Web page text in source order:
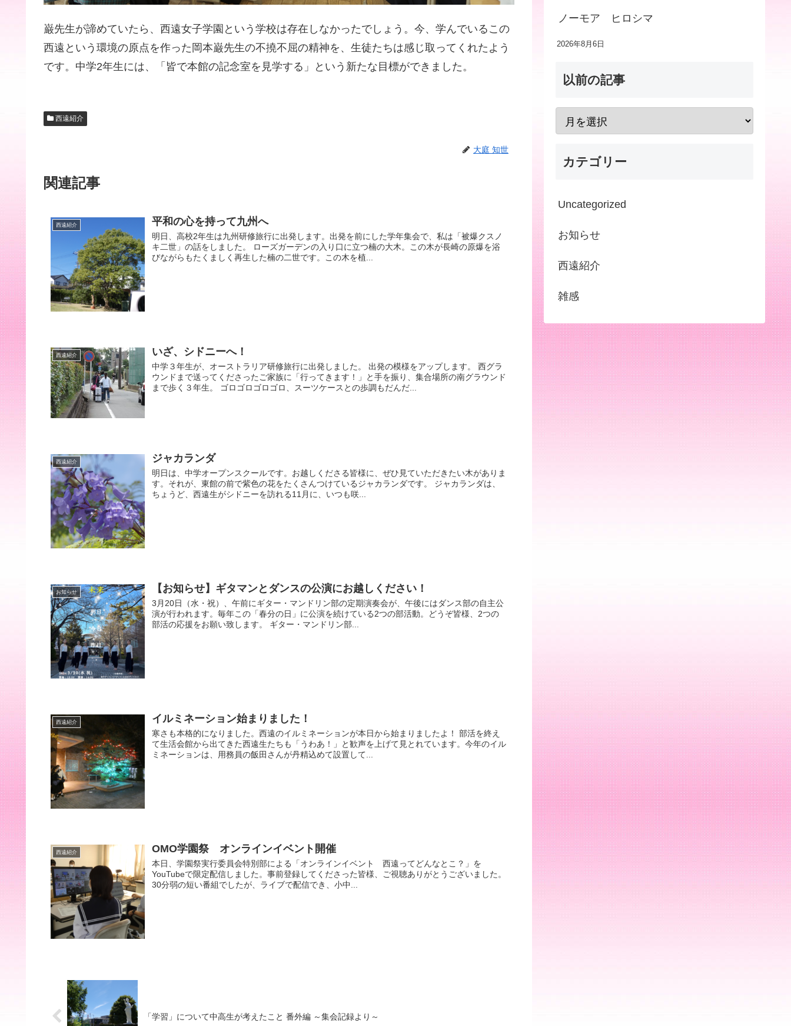
巌先生が諦めていたら、西遠女子学園という学校は存在しなかったでしょう。今、学んでいるこの
西遠という環境の原点を作った岡本巌先生の不撓不屈の精神を、生徒たちは感じ取ってくれたよう
です。中学2年生には、「皆で本館の記念室を見学する」という新たな目標ができました。
西遠紹介
大庭 知世
関連記事
西遠紹介 平和の心を持って九州へ
明日、高校2年生は九州研修旅行に出発します。出発を前にした学年集会で、私は「被爆クスノ
キ二世」の話をしました。 ローズガーデンの入り口に立つ楠の大木。この木が長崎の原爆を浴
びながらもたくましく再生した楠の二世です。この木を植...
西遠紹介 いざ、シドニーへ！
中学３年生が、オーストラリア研修旅行に出発しました。 出発の模様をアップします。 西グラ
ウンドまで送ってくださったご家族に「行ってきます！」と手を振り、集合場所の南グラウンド
まで歩く３年生。 ゴロゴロゴロゴロ、スーツケースとの歩調もだんだ...
西遠紹介 ジャカランダ
明日は、中学オープンスクールです。お越しくださる皆様に、ぜひ見ていただきたい木がありま
す。それが、東館の前で紫色の花をたくさんつけているジャカランダです。 ジャカランダは、
ちょうど、西遠生がシドニーを訪れる11月に、いつも咲...
お知らせ 【お知らせ】ギタマンとダンスの公演にお越しください！
3月20日（水・祝）、午前にギター・マンドリン部の定期演奏会が、午後にはダンス部の自主公
演が行われます。毎年この「春分の日」に公演を続けている2つの部活動。どうぞ皆様、2つの
部活の応援をお願い致します。 ギター・マンドリン部...
西遠紹介 イルミネーション始まりました！
寒さも本格的になりました。西遠のイルミネーションが本日から始まりましたよ！ 部活を終え
て生活会館から出てきた西遠生たちも「うわあ！」と歓声を上げて見とれています。今年のイル
ミネーションは、用務員の飯田さんが丹精込めて設置して...
西遠紹介 OMO学園祭 オンラインイベント開催
本日、学園祭実行委員会特別部による「オンラインイベント 西遠ってどんなとこ？」を
YouTubeで限定配信しました。事前登録してくださった皆様、ご視聴ありがとうございました。
30分弱の短い番組でしたが、ライブで配信でき、小中...
「学習」について中高生が考えたこと 番外編 ～集会記録より～
ノーモア ヒロシマ
2026年8月6日
以前の記事
カテゴリー
Uncategorized
お知らせ
西遠紹介
雑感